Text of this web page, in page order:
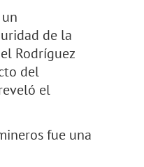
de la
Rodríguez
del
el
fue una